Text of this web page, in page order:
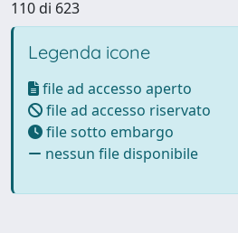
110 di 623
Legenda icone
file ad accesso aperto
file ad accesso riservato
file sotto embargo
nessun file disponibile